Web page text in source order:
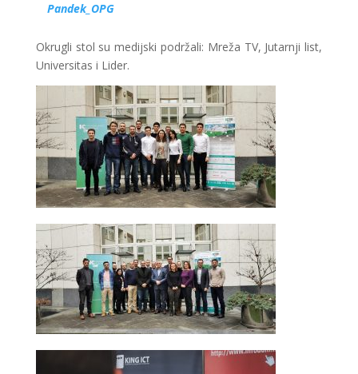
Pandek_OPG
Okrugli stol su medijski podržali: Mreža TV, Jutarnji list,
Universitas i Lider.